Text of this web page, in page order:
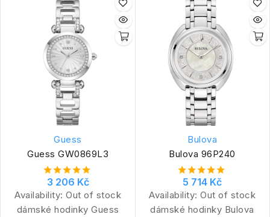
Guess
Guess GW0869L3
3 206 Kč
Availability: Out of stock
dámské hodinky Guess
Bulova
Bulova 96P240
5 714 Kč
Availability: Out of stock
dámské hodinky Bulova